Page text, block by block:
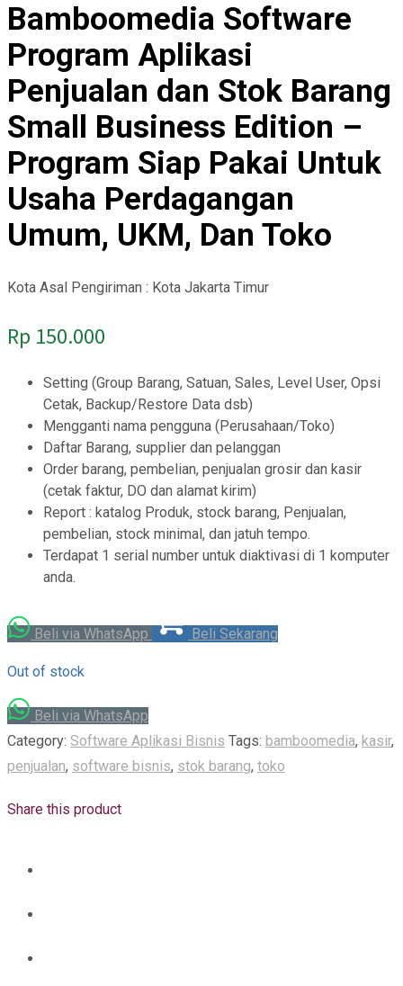
Bamboomedia Software
Program Aplikasi
Penjualan dan Stok Barang
Small Business Edition –
Program Siap Pakai Untuk
Usaha Perdagangan
Umum, UKM, Dan Toko
Kota Asal Pengiriman : Kota Jakarta Timur
Rp 150.000
Setting (Group Barang, Satuan, Sales, Level User, Opsi
Cetak, Backup/Restore Data dsb)
Mengganti nama pengguna (Perusahaan/Toko)
Daftar Barang, supplier dan pelanggan
Order barang, pembelian, penjualan grosir dan kasir
(cetak faktur, DO dan alamat kirim)
Report : katalog Produk, stock barang, Penjualan,
pembelian, stock minimal, dan jatuh tempo.
Terdapat 1 serial number untuk diaktivasi di 1 komputer
anda.
Beli via WhatsApp Beli Sekarang
Out of stock
Beli via WhatsApp
Category: Software Aplikasi Bisnis Tags: bamboomedia, kasir,
penjualan, software bisnis, stok barang, toko
Share this product